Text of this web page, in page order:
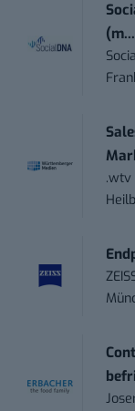
(m...
.wtv